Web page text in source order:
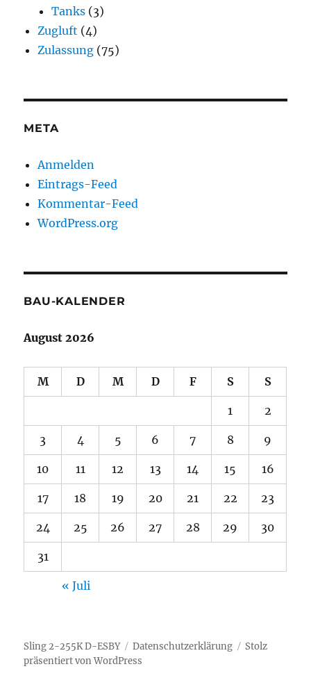
Tanks (3)
Zugluft (4)
Zulassung (75)
META
Anmelden
Eintrags-Feed
Kommentar-Feed
WordPress.org
BAU-KALENDER
August 2026
M D M D F S S
1 2
3 4 5 6 7 8 9
10 11 12 13 14 15 16
17 18 19 20 21 22 23
24 25 26 27 28 29 30
31
« Juli
Sling 2-255K D-ESBY Datenschutzerklärung
Stolz
präsentiert von WordPress